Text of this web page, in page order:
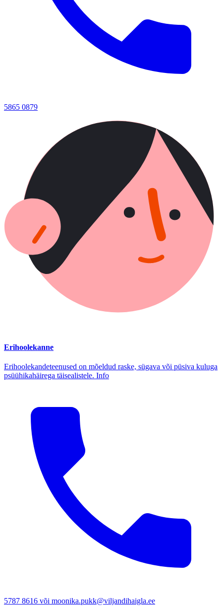
5865 0879
Erihoolekanne
Erihoolekandeteenused on mõeldud raske, sügava või püsiva kuluga
psüühikahäirega täisealistele. Info
5787 8616 või moonika.pukk@viljandihaigla.ee